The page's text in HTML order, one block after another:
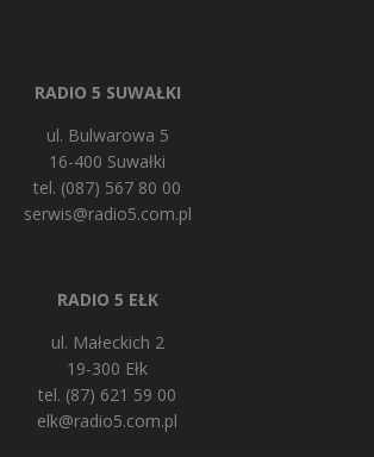
RADIO 5 SUWAŁKI
ul. Bulwarowa 5
16-400 Suwałki
tel. (087) 567 80 00
serwis@radio5.com.pl
RADIO 5 EŁK
ul. Małeckich 2
19-300 Ełk
tel. (87) 621 59 00
elk@radio5.com.pl